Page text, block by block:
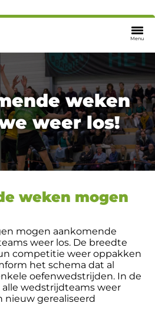
Menu
weken
weer los!
weken mogen
mogen aankomende
weer los. De breedte
competitie weer oppakken
het schema dat al
oefenwedstrijden. In de
wedstrijdteams weer
nieuw gerealiseerd